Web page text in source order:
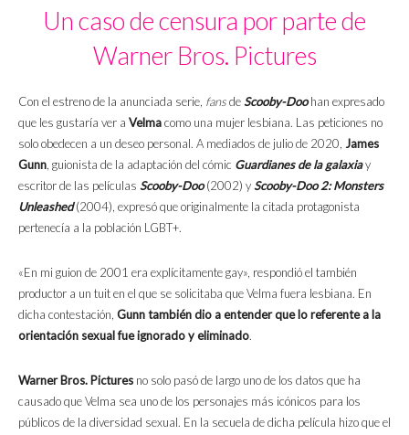
Un caso de censura por parte de
Warner Bros. Pictures
Con el estreno de la anunciada serie, fansdeScooby-Doohan expresado
que les gustaría ver a Velmacomo una mujer lesbiana. Las peticiones no
solo obedecen a un deseo personal. A mediados de julio de 2020, James
Gunn, guionista de la adaptación del cómic Guardianes de la galaxiay
escritor de las películas Scooby-Doo (2002) yScooby-Doo 2: Monsters
Unleashed(2004), expresó que originalmente la citada protagonista
pertenecía a la población LGBT+.
«En mi guion de 2001 era explícitamente gay», respondió el también
productor a un tuit en el que se solicitaba que Velma fuera lesbiana. En
dicha contestación, Gunn también dio a entender que lo referente a la
orientación sexual fue ignorado y eliminado.
Warner Bros. Pictures no solo pasó de largo uno de los datos que ha
causado que Velma sea uno de los personajes más icónicos para los
públicos de la diversidad sexual. En la secuela de dicha película hizo que el